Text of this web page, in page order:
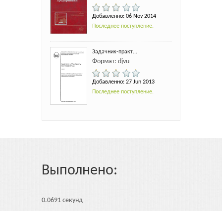
Добавленно: 06 Nov 2014
Последнее поступление.
Задачник-практ...
Формат: djvu
Добавленно: 27 Jun 2013
Последнее поступление.
Выполнено:
0.0691 секунд